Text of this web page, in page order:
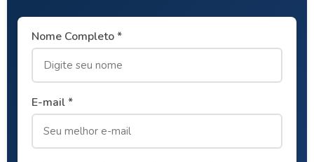
Nome Completo *
E-mail *